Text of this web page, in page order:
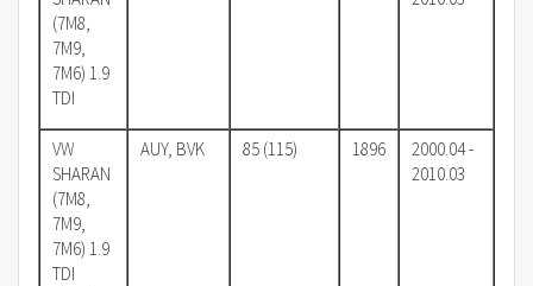
(7M8,
7M9,
7M6) 1.9
TDI
VW
SHARAN
(7M8,
7M9,
7M6) 1.9
TDI
AUY, BVK 85 (115) 1896
2000.04 -
2010.03